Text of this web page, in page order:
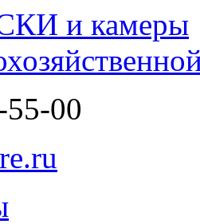
и камеры
55-00